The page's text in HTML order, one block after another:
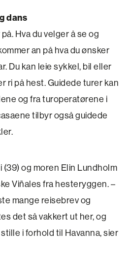
dans
Hva du velger å se og
an på hva du ønsker
Du kan leie sykkel, bil eller
ri på hest. Guidede turer kan
og fra turoperatørene i
tilbyr også guidede
(39) og moren Elin Lundholm
Viñales fra hesteryggen. –
mange reisebrev og
det så vakkert ut her, og
i forhold til Havanna, sier